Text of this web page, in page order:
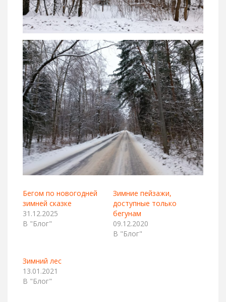
Бегом по новогодней
зимней сказке
31.12.2025
В "Блог"
Зимние пейзажи,
доступные только
бегунам
09.12.2020
В "Блог"
Зимний лес
13.01.2021
В "Блог"